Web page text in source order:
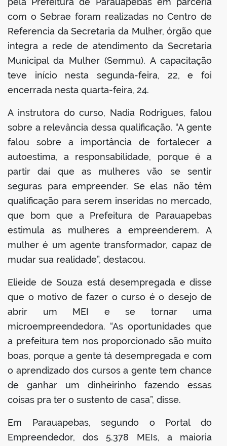
com o Sebrae foram realizadas no Centro de
Referencia da Secretaria da Mulher, órgão que
integra a rede de atendimento da Secretaria
Municipal da Mulher (Semmu). A capacitação
teve início nesta segunda-feira, 22, e foi
encerrada nesta quarta-feira, 24.
A instrutora do curso, Nadia Rodrigues, falou
sobre a relevância dessa qualificação. “A gente
falou sobre a importância de fortalecer a
autoestima, a responsabilidade, porque é a
partir daí que as mulheres vão se sentir
seguras para empreender. Se elas não têm
qualificação para serem inseridas no mercado,
que bom que a Prefeitura de Parauapebas
estimula as mulheres a empreenderem. A
mulher é um agente transformador, capaz de
mudar sua realidade”, destacou.
Elieide de Souza está desempregada e disse
que o motivo de fazer o curso é o desejo de
abrir um MEI e se tornar uma
microempreendedora. “As oportunidades que
a prefeitura tem nos proporcionado são muito
boas, porque a gente tá desempregada e com
o aprendizado dos cursos a gente tem chance
de ganhar um dinheirinho fazendo essas
coisas pra ter o sustento de casa”, disse.
Em Parauapebas, segundo o Portal do
Empreendedor, dos 5.378 MEIs, a maioria